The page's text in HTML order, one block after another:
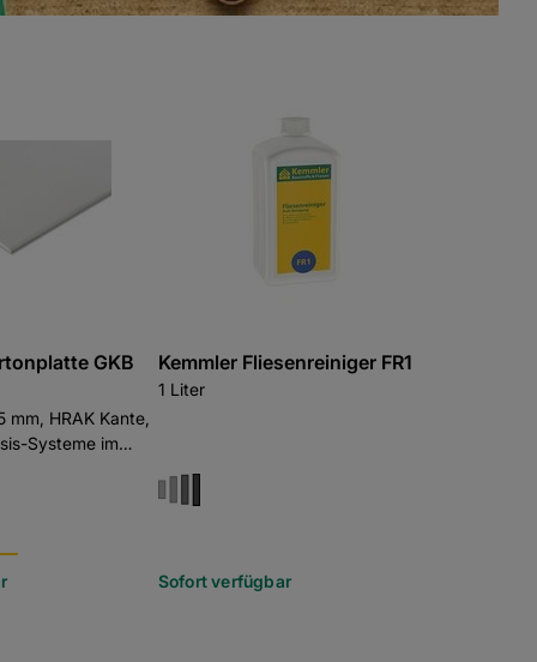
GKB
HRAK Kante,
Systeme im
Kemmler Fliesenreiniger FR1
1 Liter
Sofort verfügbar